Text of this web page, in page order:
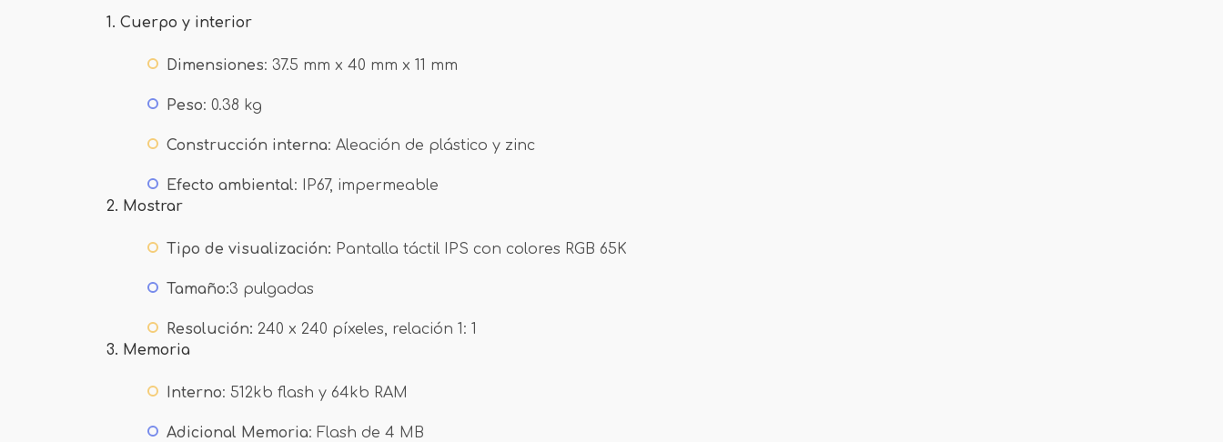
1. Cuerpo y interior
Dimensiones: 37.5 mm x 40 mm x 11 mm
Peso: 0.38 kg
Construcción interna: Aleación de plástico y zinc
Efecto ambiental: IP67, impermeable
2. Mostrar
Tipo de visualización: Pantalla táctil IPS con colores RGB 65K
Tamaño:3 pulgadas
Resolución: 240 x 240 píxeles, relación 1: 1
3. Memoria
Interno: 512kb flash y 64kb RAM
Adicional Memoria: Flash de 4 MB